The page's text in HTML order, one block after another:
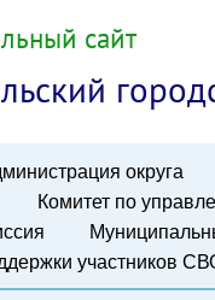
сайт
округа
Комитет по
участников